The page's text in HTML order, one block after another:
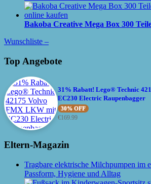
Bakoba Creative Mega Box 300
Wunschliste –
Top Angebote
31% Rabatt! Lego® Technic
EC230 Electric Raupenbagger
30% OFF
€169.99
Eltern-Magazin
Tragbare elektrische Milchpumpen im
Passform, Hygiene und Alltag